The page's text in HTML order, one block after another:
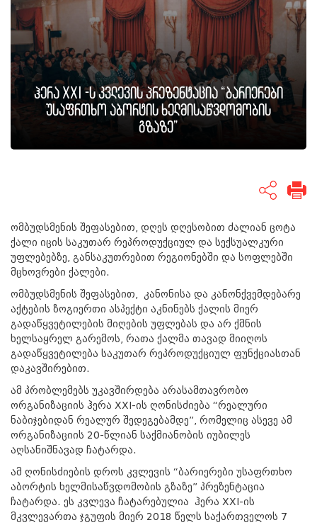
ჰერა XXI -ს კვლევის პრეზენტაცია “ბარიერები
უსაფრთხო აბორტის ხელმისაწვდომობის
გზაზე”
ომბუდსმენის შეფასებით, დღეს დღესობით ძალიან ცოტა
ქალი იცის საკუთარ რეპროდუქციულ და სექსუალკური
უფლებებზე, განსაკუთრებით რეგიონებში და სოფლებში
მცხოვრები ქალები.
ომბუდსმენის შეფასებით, კანონისა და კანონქვემდებარე
აქტების ზოგიერთი ასპექტი აკნინებს ქალის მიერ
გადაწყვეტილების მიღების უფლებას და არ ქმნის
ხელსაყრელ გარემოს, რათა ქალმა თავად მიიღოს
გადაწყვეტილება საკუთარ რეპროდუქციულ ფუნქციასთან
დაკავშირებით.
ამ პრობლემებს უკავშირდება არასამთავრობო
ორგანიზაციის ჰერა XXI-ის ღონისძიება “რეალური
ნაბიჯებიდან რეალურ შედეგებამდე”, რომელიც ასევე ამ
ორგანიზაციის 20-წლიან საქმიანობის იუბილეს
აღსანიშნავად ჩატარდა.
ამ ღონისძიების დროს კვლევის “ბარიერები უსაფრთხო
აბორტის ხელმისაწვდომობის გზაზე” პრეზენტაცია
ჩატარდა. ეს კვლევა ჩატარებულია ჰერა XXI-ის
მკვლევართა ჯგუფის მიერ 2018 წელს საქართველოს 7